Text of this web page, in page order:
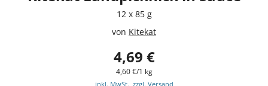
12 x 85 g
von Kitekat
4,69 €
4,60 €/1 kg
inkl. MwSt., zzgl. Versand